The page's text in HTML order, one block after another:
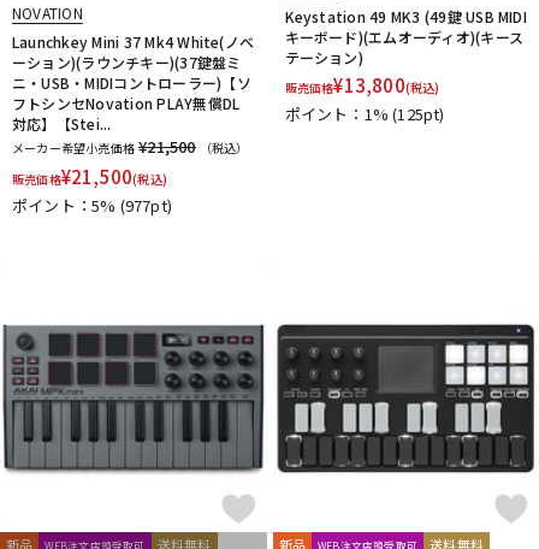
NOVATION
Launchkey Mini 37 Mk4 White(ノベ
ーション)(ラウンチキー)(37鍵盤ミ
ニ・USB・MIDIコントローラー)【ソ
フトシンセNovation PLAY無償DL
対応】【Stei...
メーカー希望小売価格 ¥21,500
（税込）
販売価格¥21,500(税込)
ポイント：5% (977pt)
Keystation 49 MK3 (49鍵 USB MIDI
キーボード)(エムオーディオ)(キース
テーション)
販売価格¥13,800(税込)
ポイント：1%(125pt)
新品 WEB注文店頭受取可 送料無料 新品 WEB注文店頭受取可 送料無料